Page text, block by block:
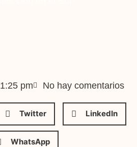
1:25 pm No hay comentarios
Twitter LinkedIn
WhatsApp